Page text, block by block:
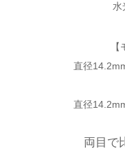
水
直径
直径
両目で